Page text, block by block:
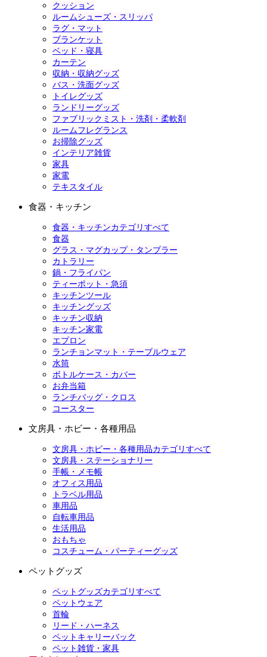
クッション
ルームシューズ・スリッパ
ラグ・マット
ブランケット
ベッド・寝具
カーテン
収納・収納グッズ
バス・洗面グッズ
トイレグッズ
ランドリーグッズ
ファブリックミスト・洗剤・柔軟剤
ルームフレグランス
お掃除グッズ
インテリア雑貨
家具
家電
テキスタイル
食器・キッチン
食器・キッチンカテゴリすべて
食器
グラス・マグカップ・タンブラー
カトラリー
鍋・フライパン
ティーポット・急須
キッチンツール
キッチングッズ
キッチン収納
キッチン家電
エプロン
ランチョンマット・テーブルウェア
水筒
ボトルケース・カバー
お弁当箱
ランチバッグ・クロス
コースター
文房具・ホビー・各種用品
文房具・ホビー・各種用品カテゴリすべて
文房具・ステーショナリー
手帳・メモ帳
オフィス用品
トラベル用品
車用品
自転車用品
生活用品
おもちゃ
コスチューム・パーティーグッズ
ペットグッズ
ペットグッズカテゴリすべて
ペットウェア
首輪
リード・ハーネス
ペットキャリーバック
ペット雑貨・家具